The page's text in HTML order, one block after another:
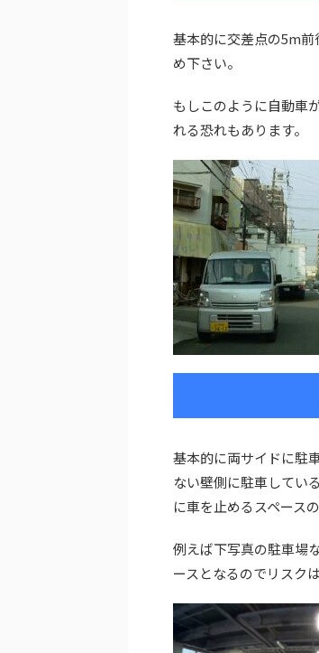
基本的に交差点の5m
め下さい。
もしこのように自動車
れる恐れもあります。
基本的に両サイドに駐
ない壁側に駐車してい
に車を止めるスペース
例えば下写真の駐車場
ースとなるのでリスク